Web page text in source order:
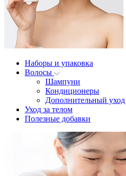
Наборы и упаковка
Волосы
Шампуни
Кондиционеры
Дополнительный уход
Уход за телом
Полезные добавки